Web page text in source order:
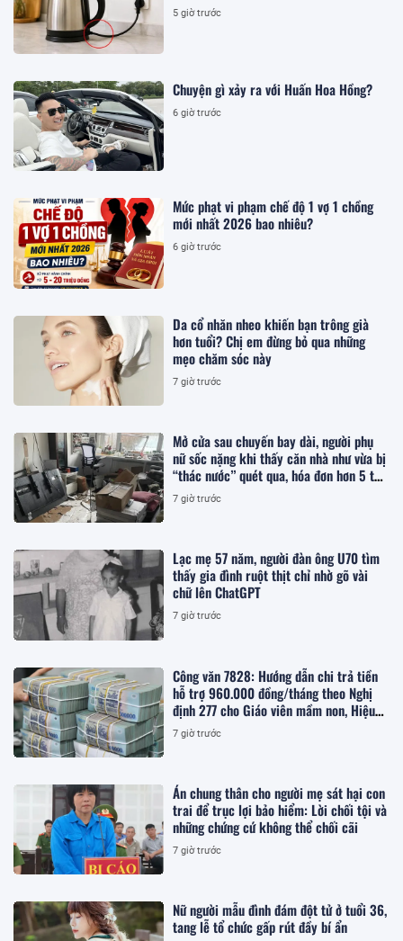
5 giờ trước
Chuyện gì xảy ra với Huấn Hoa Hồng?
6 giờ trước
Mức phạt vi phạm chế độ 1 vợ 1 chồng
mới nhất 2026 bao nhiêu?
6 giờ trước
Da cổ nhăn nheo khiến bạn trông già
hơn tuổi? Chị em đừng bỏ qua những
mẹo chăm sóc này
7 giờ trước
Mở cửa sau chuyến bay dài, người phụ
nữ sốc nặng khi thấy căn nhà như vừa bị
“thác nước” quét qua, hóa đơn hơn 5 tỷ
đồng chờ sẵn khiến cô bật khóc
7 giờ trước
Lạc mẹ 57 năm, người đàn ông U70 tìm
thấy gia đình ruột thịt chỉ nhờ gõ vài
chữ lên ChatGPT
7 giờ trước
Công văn 7828: Hướng dẫn chi trả tiền
hỗ trợ 960.000 đồng/tháng theo Nghị
định 277 cho Giáo viên mầm non, Hiệu
trưởng, Hiệu phó, nhân viên trường học,
cụ thể ra sao?
7 giờ trước
Án chung thân cho người mẹ sát hại con
trai để trục lợi bảo hiểm: Lời chối tội và
những chứng cứ không thể chối cãi
7 giờ trước
Nữ người mẫu đình đám đột tử ở tuổi 36,
tang lễ tổ chức gấp rút đầy bí ẩn